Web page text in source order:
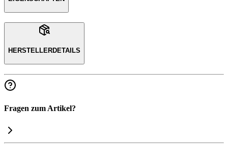
HERSTELLERDETAILS
Fragen zum Artikel?